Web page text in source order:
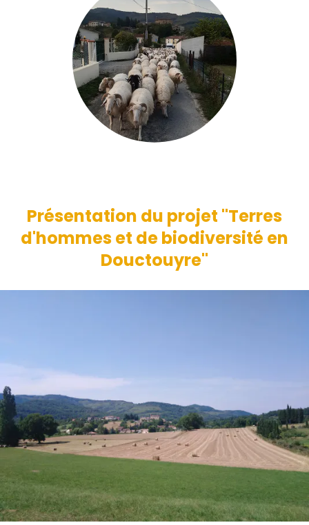
brightness_1
Présentation du projet "Terres
d'hommes et de biodiversité en
Douctouyre"